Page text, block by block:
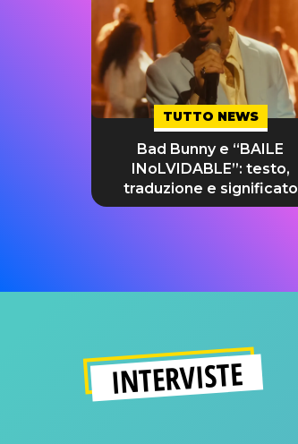
TUTTO NEWS
Bad Bunny e “BAILE
INoLVIDABLE”: testo,
traduzione e significato
INTERVISTE